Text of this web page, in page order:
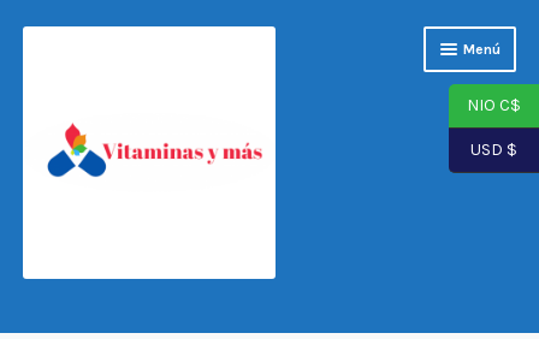
Menú
NIO C$
USD $